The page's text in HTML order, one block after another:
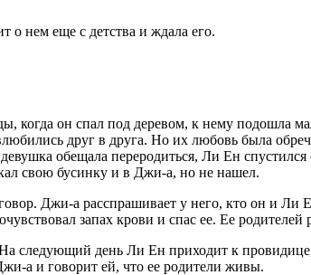
о нем еще с детства и ждала его.
он спал под деревом, к нему подошла
друг в друга. Но их любовь была
обещала переродиться, Ли Ен спустился
свою бусинку и в Джи-а, но не нашел.
Джи-а расспрашивает у него, кто он и Ли
запах крови и спас ее. Ее родителей
На следующий день Ли Ен приходит к
а и говорит ей, что ее родители живы.